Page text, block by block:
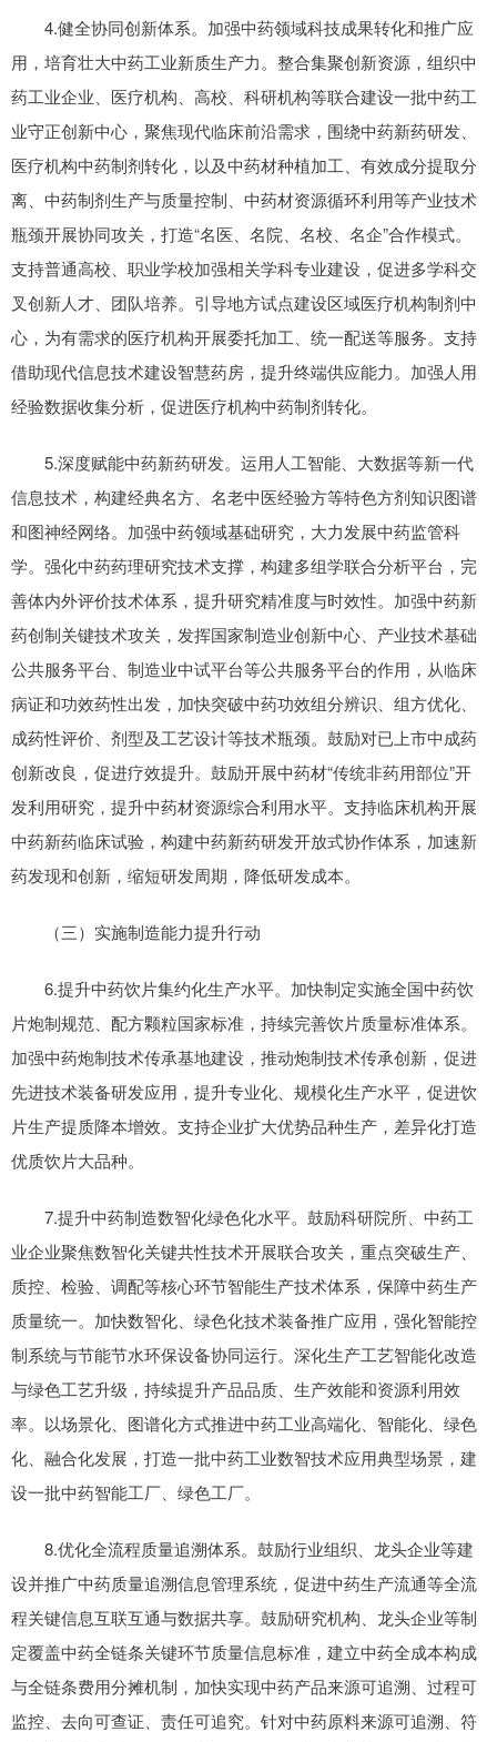
4.健全协同创新体系。加强中药领域科技成果转化和推广应
用，培育壮大中药工业新质生产力。整合集聚创新资源，组织中
药工业企业、医疗机构、高校、科研机构等联合建设一批中药工
业守正创新中心，聚焦现代临床前沿需求，围绕中药新药研发、
医疗机构中药制剂转化，以及中药材种植加工、有效成分提取分
离、中药制剂生产与质量控制、中药材资源循环利用等产业技术
瓶颈开展协同攻关，打造“名医、名院、名校、名企”合作模式。
支持普通高校、职业学校加强相关学科专业建设，促进多学科交
叉创新人才、团队培养。引导地方试点建设区域医疗机构制剂中
心，为有需求的医疗机构开展委托加工、统一配送等服务。支持
借助现代信息技术建设智慧药房，提升终端供应能力。加强人用
经验数据收集分析，促进医疗机构中药制剂转化。
5.深度赋能中药新药研发。运用人工智能、大数据等新一代
信息技术，构建经典名方、名老中医经验方等特色方剂知识图谱
和图神经网络。加强中药领域基础研究，大力发展中药监管科
学。强化中药药理研究技术支撑，构建多组学联合分析平台，完
善体内外评价技术体系，提升研究精准度与时效性。加强中药新
药创制关键技术攻关，发挥国家制造业创新中心、产业技术基础
公共服务平台、制造业中试平台等公共服务平台的作用，从临床
病证和功效药性出发，加快突破中药功效组分辨识、组方优化、
成药性评价、剂型及工艺设计等技术瓶颈。鼓励对已上市中成药
创新改良，促进疗效提升。鼓励开展中药材“传统非药用部位”开
发利用研究，提升中药材资源综合利用水平。支持临床机构开展
中药新药临床试验，构建中药新药研发开放式协作体系，加速新
药发现和创新，缩短研发周期，降低研发成本。
（三）实施制造能力提升行动
6.提升中药饮片集约化生产水平。加快制定实施全国中药饮
片炮制规范、配方颗粒国家标准，持续完善饮片质量标准体系。
加强中药炮制技术传承基地建设，推动炮制技术传承创新，促进
先进技术装备研发应用，提升专业化、规模化生产水平，促进饮
片生产提质降本增效。支持企业扩大优势品种生产，差异化打造
优质饮片大品种。
7.提升中药制造数智化绿色化水平。鼓励科研院所、中药工
业企业聚焦数智化关键共性技术开展联合攻关，重点突破生产、
质控、检验、调配等核心环节智能生产技术体系，保障中药生产
质量统一。加快数智化、绿色化技术装备推广应用，强化智能控
制系统与节能节水环保设备协同运行。深化生产工艺智能化改造
与绿色工艺升级，持续提升产品品质、生产效能和资源利用效
率。以场景化、图谱化方式推进中药工业高端化、智能化、绿色
化、融合化发展，打造一批中药工业数智技术应用典型场景，建
设一批中药智能工厂、绿色工厂。
8.优化全流程质量追溯体系。鼓励行业组织、龙头企业等建
设并推广中药质量追溯信息管理系统，促进中药生产流通等全流
程关键信息互联互通与数据共享。鼓励研究机构、龙头企业等制
定覆盖中药全链条关键环节质量信息标准，建立中药全成本构成
与全链条费用分摊机制，加快实现中药产品来源可追溯、过程可
监控、去向可查证、责任可追究。针对中药原料来源可追溯、符